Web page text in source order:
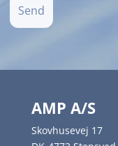
AMP A/S
Skovhusevej 17